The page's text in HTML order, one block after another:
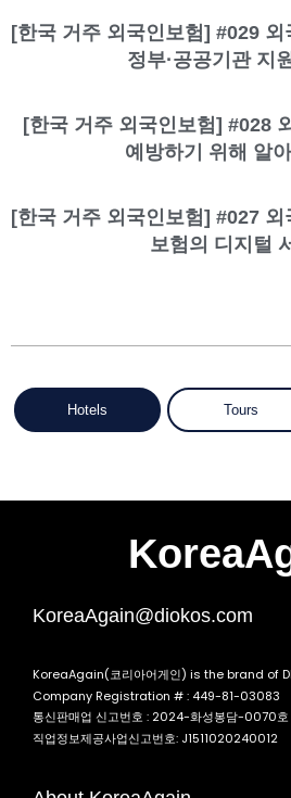
[한국 거주 외국인보험] #029
정부·공공기관 지
[한국 거주 외국인보험] #028
예방하기 위해 알
[한국 거주 외국인보험] #027
보험의 디지털
Hotels Tours
KoreaAgain@diokos.com
KoreaAgain(코리아어게인) is the brand of
Company Registration # : 449-81-03083
통신판매업 신고번호 : 2024-화성봉담-0070호
직업정보제공사업신고번호: J1511020240012